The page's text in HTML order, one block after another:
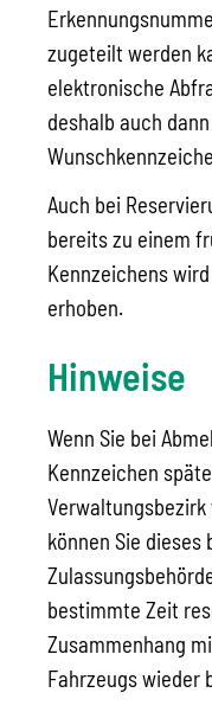
zugeteilt werden
elektronische
deshalb auch
Auch bei
bereits zu einem
Kennzeichens
erhoben.
Hinweise
Wenn Sie bei
Kennzeichen
können Sie dieses
bestimmte Zeit
Zusammenhang
Fahrzeugs wieder